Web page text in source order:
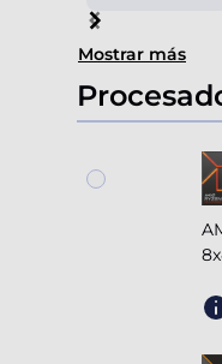
Item
1
of
3
Mostrar más